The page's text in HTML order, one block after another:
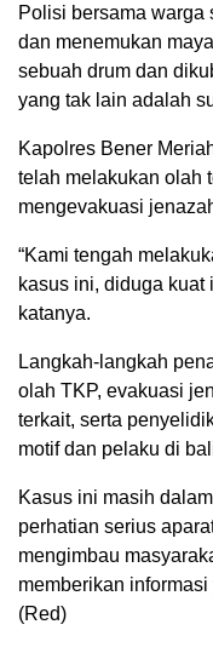
Polisi bersama warga
dan menemukan
sebuah drum dan
yang tak lain adalah
Kapolres Bener
telah melakukan olah
mengevakuasi
“Kami tengah
kasus ini, diduga kuat
katanya.
Langkah-langkah
olah TKP, evakuasi
terkait, serta
motif dan pelaku di
Kasus ini masih
perhatian serius
mengimbau
memberikan
(Red)